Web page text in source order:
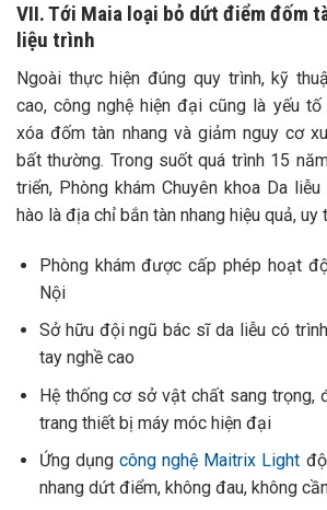
VII. Tới Maia loại bỏ dứt điểm đốm
liệu trình
Ngoài thực hiện đúng quy trình, kỹ
cao, công nghệ hiện đại cũng là yếu
xóa đốm tàn nhang và giảm nguy cơ
bất thường. Trong suốt quá trình 15
triển, Phòng khám Chuyên khoa Da
hào là địa chỉ bắn tàn nhang hiệu quả, uy
Phòng khám được cấp phép hoạt
Nội
Sở hữu đội ngũ bác sĩ da liễu có
tay nghề cao
Hệ thống cơ sở vật chất sang trọng,
trang thiết bị máy móc hiện đại
Ứng dụngcông nghệ Maitrix Light
nhang dứt điểm, không đau, không